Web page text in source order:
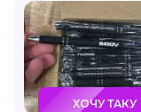
ХОЧУ ТАКУ